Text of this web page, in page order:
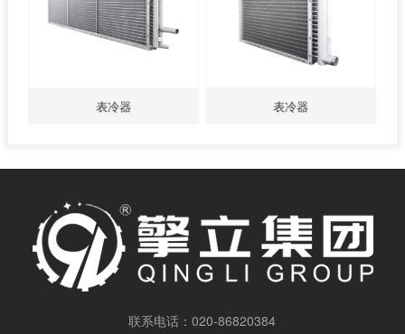
表冷器 冷凝器
联系电话：020-86820384